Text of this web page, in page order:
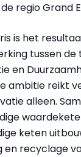
regio Grand
is het
tussen de
en
ambitie reikt
alleen.
keten
en recyclage